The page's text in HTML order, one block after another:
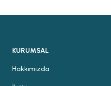
KURUMSAL
Hakkımızda